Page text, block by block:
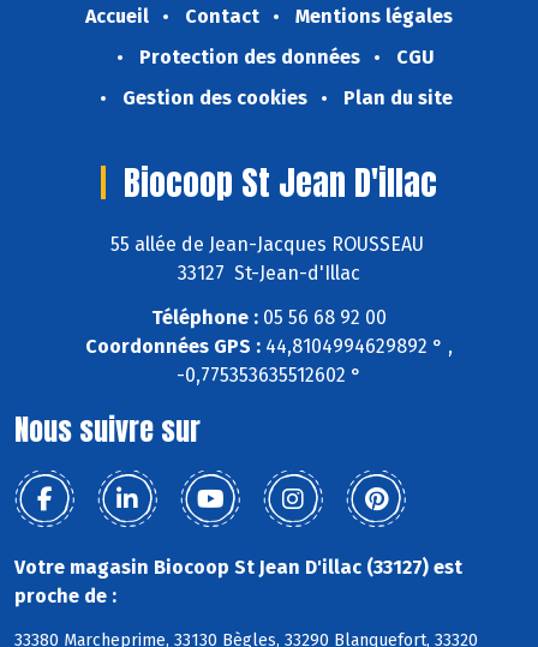
Accueil Contact
Mentions légales
Protection des données
CGU
Gestion des cookies
Plan du site
Biocoop St Jean D'illac
55 allée de Jean-Jacques ROUSSEAU
33127 St-Jean-d'Illac
Téléphone : 05 56 68 92 00
Coordonnées GPS : 44,8104994629892 ° ,
-0,775353635512602 °
Nous suivre sur
Votre magasin Biocoop St Jean D'illac (33127) est
proche de :
33380 Marcheprime, 33130 Bègles, 33290 Blanquefort, 33320